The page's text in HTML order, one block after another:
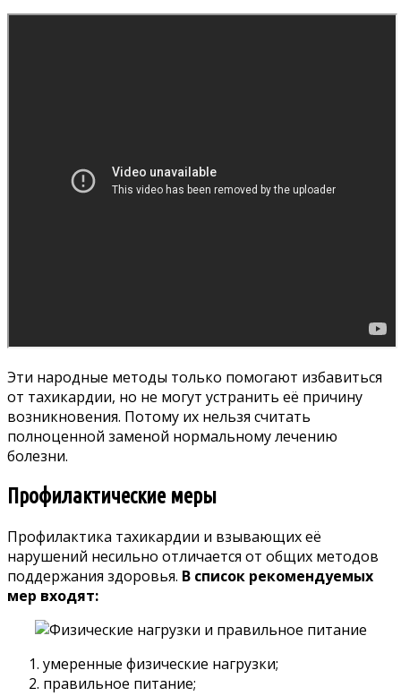
Эти народные методы только помогают избавиться
от тахикардии, но не могут устранить её причину
возникновения. Потому их нельзя считать
полноценной заменой нормальному лечению
болезни.
Профилактические меры
Профилактика тахикардии и взывающих её
нарушений несильно отличается от общих методов
поддержания здоровья. В список рекомендуемых
мер входят:
умеренные физические нагрузки;
правильное питание;